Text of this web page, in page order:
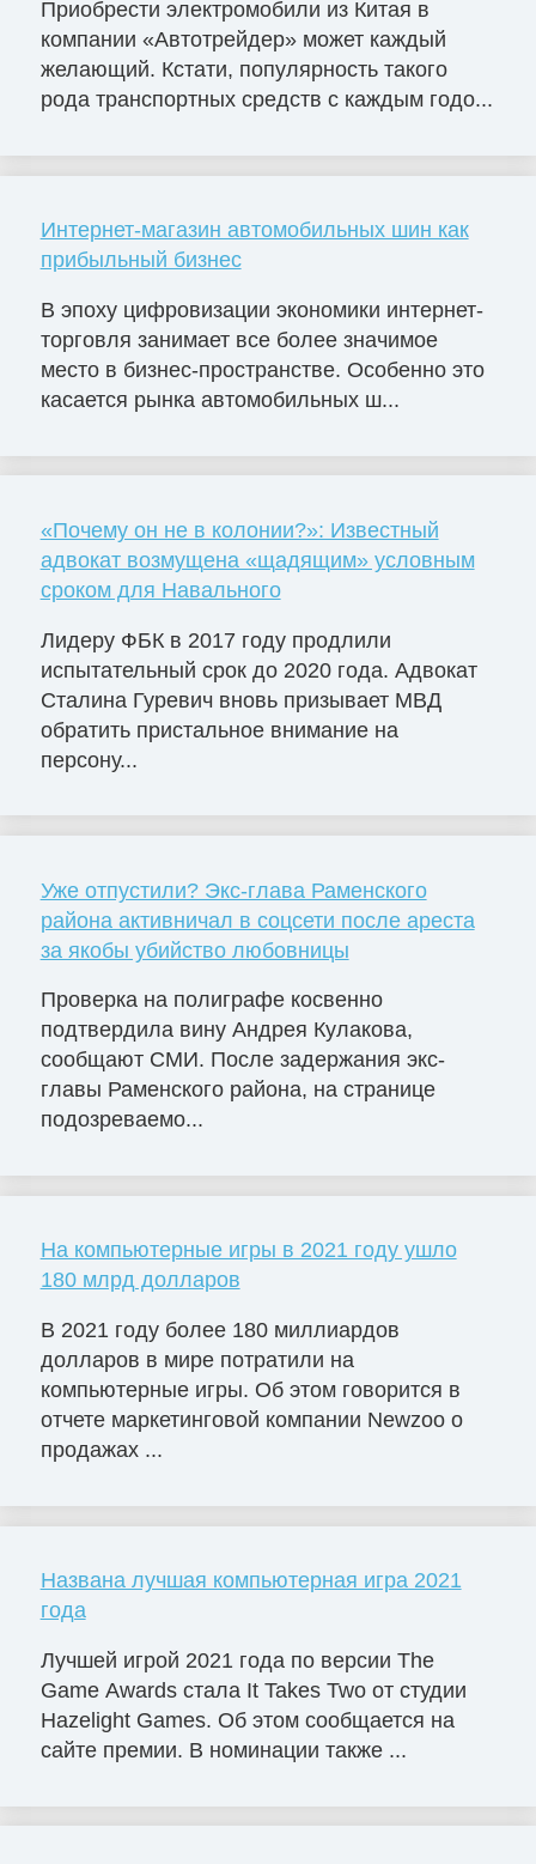
Приобрести электромобили из Китая в
компании «Автотрейдер» может каждый
желающий. Кстати, популярность такого
рода транспортных средств с каждым годо...
Интернет-магазин автомобильных шин как
прибыльный бизнес
В эпоху цифровизации экономики интернет-
торговля занимает все более значимое
место в бизнес-пространстве. Особенно это
касается рынка автомобильных ш...
«Почему он не в колонии?»: Известный
адвокат возмущена «щадящим» условным
сроком для Навального
Лидеру ФБК в 2017 году продлили
испытательный срок до 2020 года. Адвокат
Сталина Гуревич вновь призывает МВД
обратить пристальное внимание на
персону...
Уже отпустили? Экс-глава Раменского
района активничал в соцсети после ареста
за якобы убийство любовницы
Проверка на полиграфе косвенно
подтвердила вину Андрея Кулакова,
сообщают СМИ. После задержания экс-
главы Раменского района, на странице
подозреваемо...
На компьютерные игры в 2021 году ушло
180 млрд долларов
В 2021 году более 180 миллиардов
долларов в мире потратили на
компьютерные игры. Об этом говорится в
отчете маркетинговой компании Newzoo о
продажах ...
Названа лучшая компьютерная игра 2021
года
Лучшей игрой 2021 года по версии The
Game Awards стала It Takes Two от студии
Hazelight Games. Об этом сообщается на
сайте премии. В номинации также ...